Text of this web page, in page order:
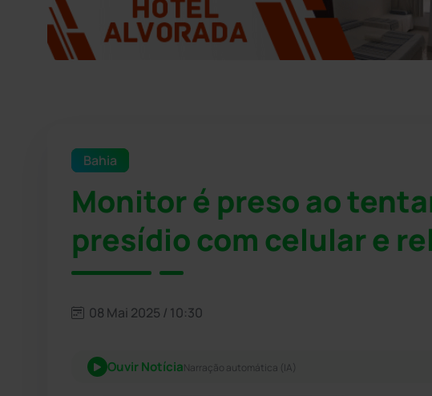
Bahia
Monitor é preso ao
presídio com celular e
08 Mai 2025 / 10:30
Ouvir NotíciaNarração automática (IA)